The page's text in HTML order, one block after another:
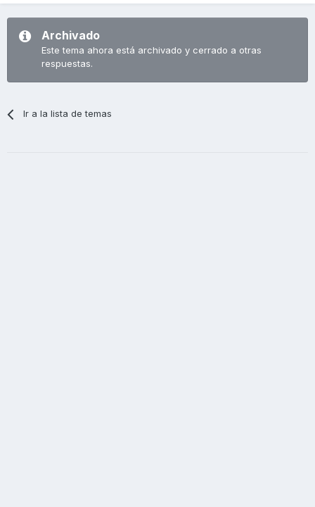
Archivado
Este tema ahora está archivado y cerrado a otras
respuestas.
Ir a la lista de temas